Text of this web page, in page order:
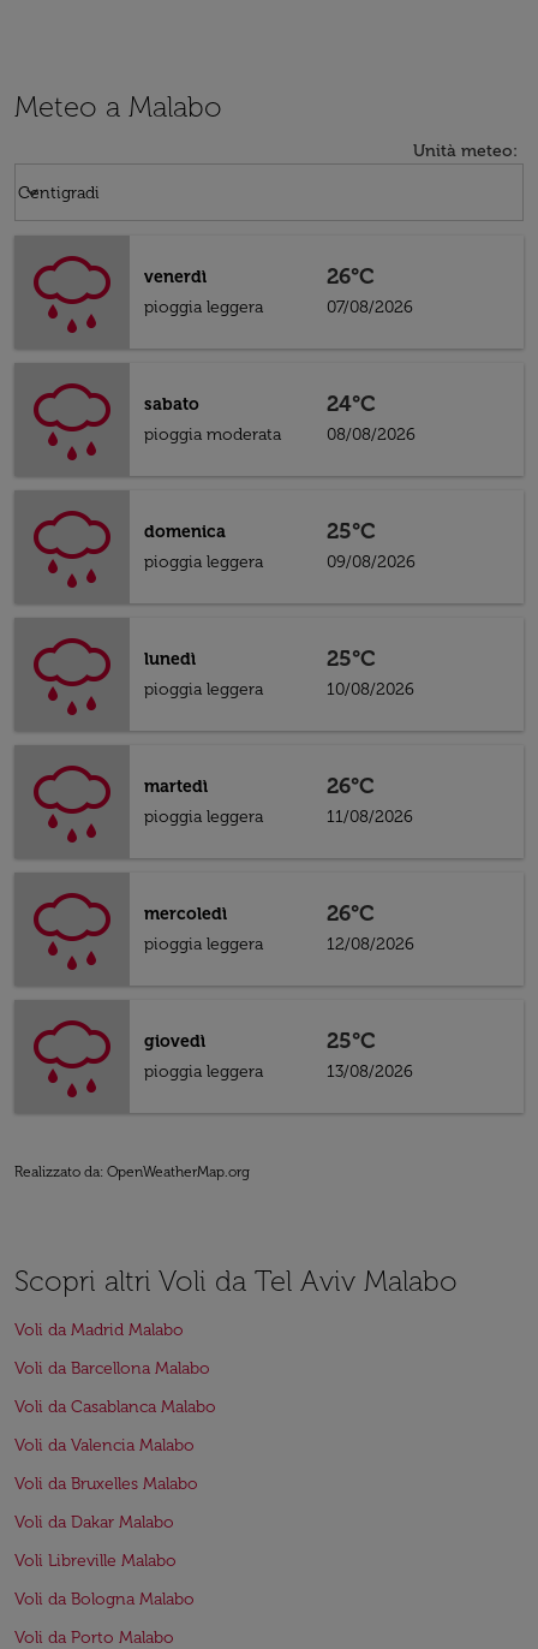
Meteo a Malabo
Unità meteo:
Centigradi
keyboard_arrow_down
venerdì
pioggia leggera
26°C
07/08/2026
sabato
pioggia moderata
24°C
08/08/2026
domenica
pioggia leggera
25°C
09/08/2026
lunedì
pioggia leggera
25°C
10/08/2026
martedì
pioggia leggera
26°C
11/08/2026
mercoledì
pioggia leggera
26°C
12/08/2026
giovedì
pioggia leggera
25°C
13/08/2026
Realizzato da: OpenWeatherMap.org
Scopri altri Voli da Tel Aviv Malabo
Voli da Madrid Malabo
Voli da Barcellona Malabo
Voli da Casablanca Malabo
Voli da Valencia Malabo
Voli da Bruxelles Malabo
Voli da Dakar Malabo
Voli Libreville Malabo
Voli da Bologna Malabo
Voli da Porto Malabo